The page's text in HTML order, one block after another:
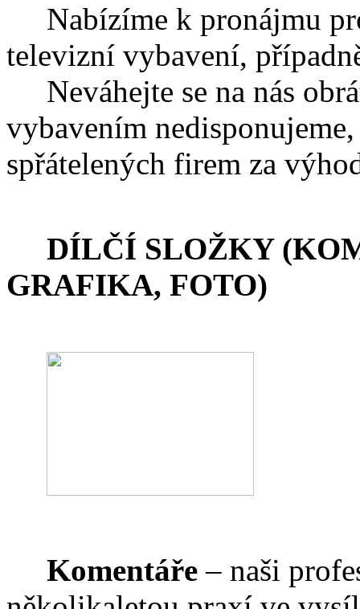
Nabízíme k pronájmu
televizní vybavení,
Neváhejte se na nás
vybavením
spřátelených firem za
DÍLČÍ SLOŽKY
GRAFIKA, FOTO)
Komentáře – naši